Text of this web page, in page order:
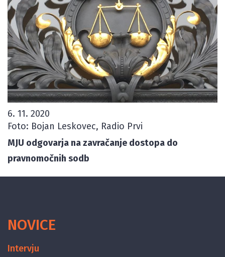
6. 11. 2020
Foto: Bojan Leskovec, Radio Prvi
MJU odgovarja na zavračanje dostopa do
pravnomočnih sodb
NOVICE
Intervju